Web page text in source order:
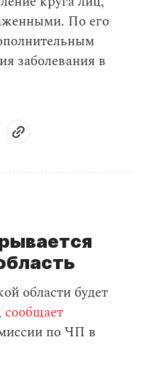
По его
заболевания в
области будет
сообщает
по ЧП в